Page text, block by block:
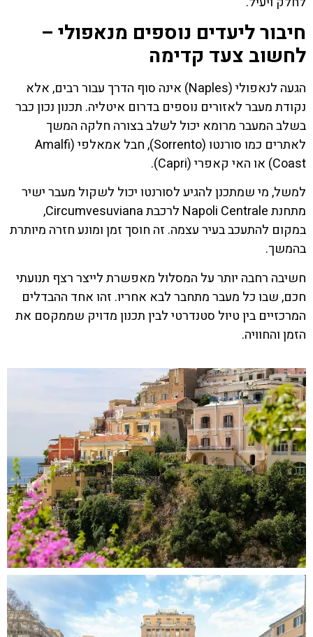
חיבור ליעדים נוספים מנאפולי –
לחשוב צעד קדימה
הגעה לנאפולי (Naples) אינה סוף הדרך עבור רבים, אלא
נקודת מעבר לאזורים נוספים בדרום איטליה. תכנון נכון כבר
בשלב המעבר מרומא יכול לשלב בצורה חלקה המשך
לאתרים כמו סורנטו (Sorrento), חבל אמאלפי (Amalfi
Coast) או האי קאפרי (Capri).
למשל, מי שמתכנן להגיע לסורנטו יכול לשקול מעבר ישיר
מתחנת Napoli Centrale לרכבת Circumvesuviana,
במקום להתעכב בעיר עצמה. זה חוסך זמן ומונע חזרה מיותרת
בהמשך.
חשיבה רחבה יותר על המסלול מאפשרת לייצר רצף תנועתי
חכם, שבו כל מעבר מתחבר לבא אחריו. זהו אחד ההבדלים
המרכזיים בין טיול סטנדרטי לבין תכנון מדויק שממקסם את
הזמן והחוויה.